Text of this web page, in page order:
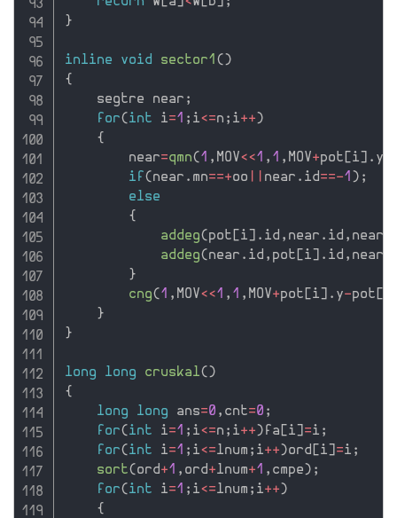
}
inline void sector1 ()
{
    segtre near
;
for(int i=1 ; i<=n ; i++)
{
        near
=qmn(1 , MOV<<1 , 1 , MOV+pot [i] . y
if (near . mn==+oo || near . id==-1 ) ;
else
{
addeg(pot [i] . id , near . id , near
addeg(near . id , pot [i] . id , near
}
cng(1 , MOV<<1 , 1 , MOV+pot [i] . y-pot [
}
}
long long cruskal()
{
long
long ans=0 , cnt=0 ;
for(int i=1 ; i<=n ; i++) fa [i] =i ;
for(int i=1 ; i<=lnum ; i++)ord [i] =i ;
sort(ord+1 , ord+lnum+1 , cmpe) ;
for(int i=1 ; i<=lnum ; i++)
{